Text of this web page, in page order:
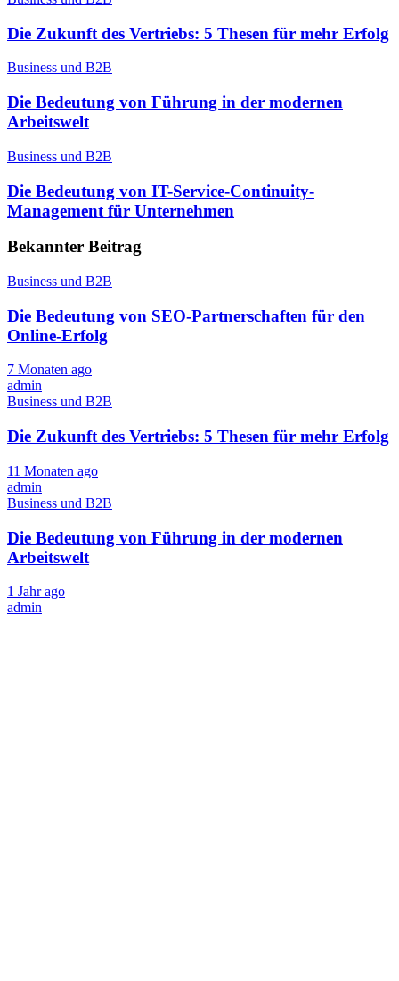
Die Zukunft des Vertriebs: 5 Thesen für mehr Erfolg
Business und B2B
Die Bedeutung von Führung in der modernen
Arbeitswelt
Business und B2B
Die Bedeutung von IT-Service-Continuity-
Management für Unternehmen
Bekannter Beitrag
Business und B2B
Die Bedeutung von SEO-Partnerschaften für den
Online-Erfolg
7 Monaten ago
admin
Business und B2B
Die Zukunft des Vertriebs: 5 Thesen für mehr Erfolg
11 Monaten ago
admin
Business und B2B
Die Bedeutung von Führung in der modernen
Arbeitswelt
1 Jahr ago
admin